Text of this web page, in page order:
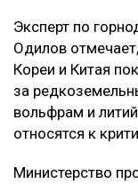
Эксперт по
Одилов
Кореи и Китая
за
вольфрам и
относятся к
Министерство